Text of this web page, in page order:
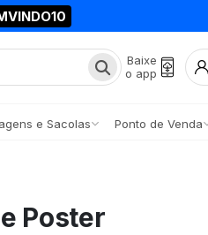
Baixe
o app
e Sacolas Ponto de Venda
Poster